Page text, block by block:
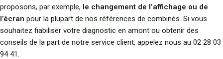
proposons, par exemple, le changement de l’affichage ou de
l’écran pour la plupart de nos références de combinés. Si vous
souhaitez fiabiliser votre diagnostic en amont ou obtenir des
conseils de la part de notre service client, appelez nous au 02 28 03
94 41.